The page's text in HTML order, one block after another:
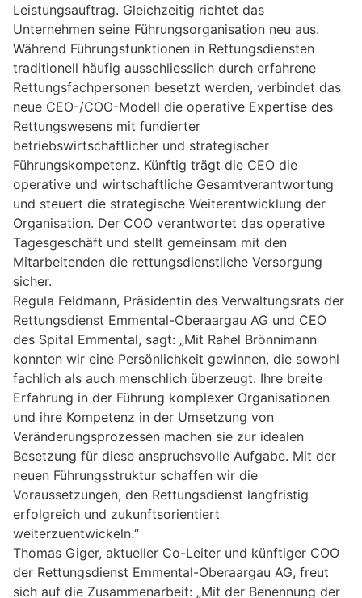
Leistungsauftrag. Gleichzeitig richtet das
Unternehmen seine Führungsorganisation neu aus.
Während Führungsfunktionen in Rettungsdiensten
traditionell häufig ausschliesslich durch erfahrene
Rettungsfachpersonen besetzt werden, verbindet das
neue CEO-/COO-Modell die operative Expertise des
Rettungswesens mit fundierter
betriebswirtschaftlicher und strategischer
Führungskompetenz. Künftig trägt die CEO die
operative und wirtschaftliche Gesamtverantwortung
und steuert die strategische Weiterentwicklung der
Organisation. Der COO verantwortet das operative
Tagesgeschäft und stellt gemeinsam mit den
Mitarbeitenden die rettungsdienstliche Versorgung
sicher.
Regula Feldmann, Präsidentin des Verwaltungsrats der
Rettungsdienst Emmental-Oberaargau AG und CEO
des Spital Emmental, sagt: „Mit Rahel Brönnimann
konnten wir eine Persönlichkeit gewinnen, die sowohl
fachlich als auch menschlich überzeugt. Ihre breite
Erfahrung in der Führung komplexer Organisationen
und ihre Kompetenz in der Umsetzung von
Veränderungsprozessen machen sie zur idealen
Besetzung für diese anspruchsvolle Aufgabe. Mit der
neuen Führungsstruktur schaffen wir die
Voraussetzungen, den Rettungsdienst langfristig
erfolgreich und zukunftsorientiert
weiterzuentwickeln.“
Thomas Giger, aktueller Co-Leiter und künftiger COO
der Rettungsdienst Emmental-Oberaargau AG, freut
sich auf die Zusammenarbeit: „Mit der Benennung der